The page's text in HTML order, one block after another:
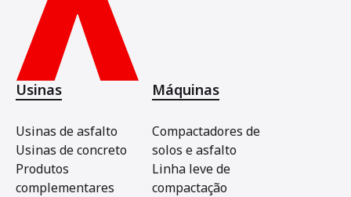
Usinas
Usinas de asfalto
Usinas de concreto
Produtos
complementares
Máquinas
Compactadores de
solos e asfalto
Linha leve de
compactação